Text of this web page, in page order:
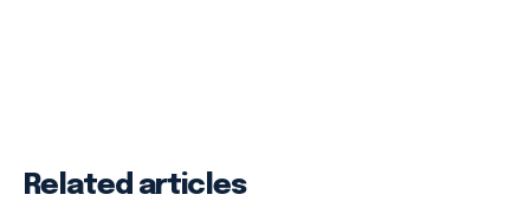
Related articles